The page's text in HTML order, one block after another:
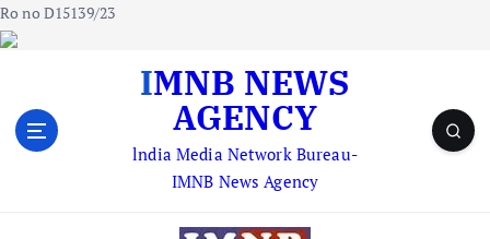
Ro no D15139/23
IMNB NEWS
AGENCY
lndia Media Network Bureau-
IMNB News Agency